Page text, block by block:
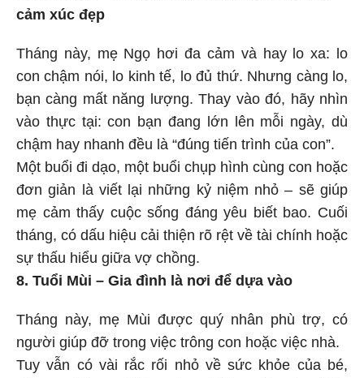
cảm xúc đẹp
Tháng này, mẹ Ngọ hơi đa cảm và hay lo xa: lo
con chậm nói, lo kinh tế, lo đủ thứ. Nhưng càng lo,
bạn càng mất năng lượng. Thay vào đó, hãy nhìn
vào thực tại: con bạn đang lớn lên mỗi ngày, dù
chậm hay nhanh đều là “đúng tiến trình của con”.
Một buổi đi dạo, một buổi chụp hình cùng con hoặc
đơn giản là viết lại những kỷ niệm nhỏ – sẽ giúp
mẹ cảm thấy cuộc sống đáng yêu biết bao. Cuối
tháng, có dấu hiệu cải thiện rõ rệt về tài chính hoặc
sự thấu hiểu giữa vợ chồng.
8. Tuổi Mùi – Gia đình là nơi để dựa vào
Tháng này, mẹ Mùi được quý nhân phù trợ, có
người giúp đỡ trong việc trông con hoặc việc nhà.
Tuy vẫn có vài rắc rối nhỏ về sức khỏe của bé,